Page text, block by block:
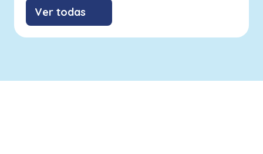
Ver todas